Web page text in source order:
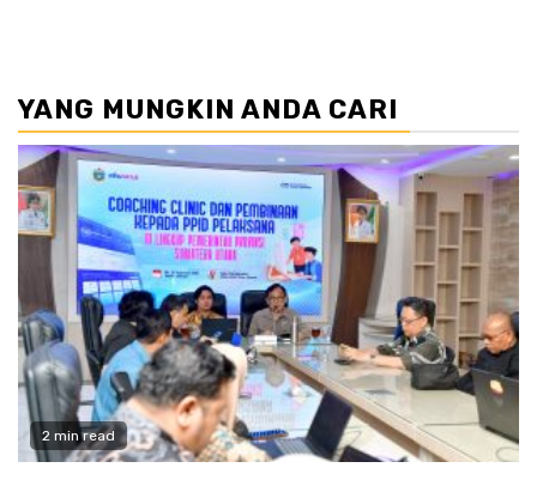
YANG MUNGKIN ANDA CARI
2 min read